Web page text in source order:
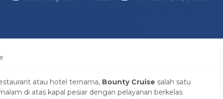
atau hotel ternama, Bounty Cruise salah satu
di atas kapal pesiar dengan pelayanan berkelas